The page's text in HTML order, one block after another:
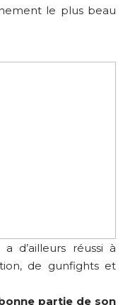
le plus beau
d’ailleurs réussi à
de gunfights et
partie de son